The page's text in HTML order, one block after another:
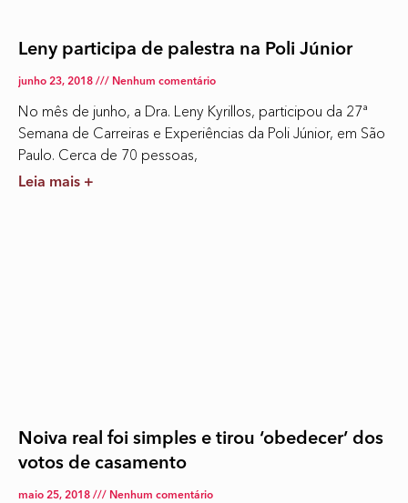
Leny participa de palestra na Poli Júnior
junho 23, 2018 Nenhum comentário
No mês de junho, a Dra. Leny Kyrillos, participou da 27ª
Semana de Carreiras e Experiências da Poli Júnior, em São
Paulo. Cerca de 70 pessoas,
Leia mais +
Noiva real foi simples e tirou ‘obedecer’ dos
votos de casamento
maio 25, 2018 Nenhum comentário